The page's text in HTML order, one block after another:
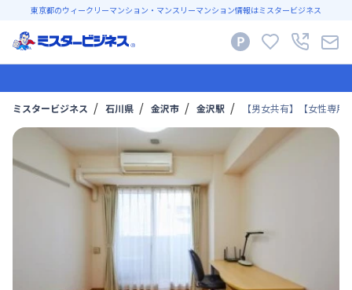
東京都のウィークリーマンション・マンスリーマンション情報はミスタービジネス
ミスタービジネス 石川県 金沢市 金沢駅 【男女共有】【女性専